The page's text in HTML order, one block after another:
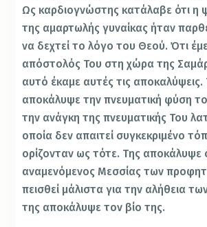
Ως καρδιογνώστης κατάλαβε ότι η
της αμαρτωλής γυναίκας ήταν
να δεχτεί το λόγο του Θεού. Ότι
απόστολός Του στη χώρα της
αυτό έκαμε αυτές τις αποκαλύψεις.
αποκάλυψε την πνευματική φύση
την ανάγκη της πνευματικής Του
οποία δεν απαιτεί συγκεκριμένο
ορίζονταν ως τότε. Της αποκάλυψε
αναμενόμενος Μεσσίας των
πεισθεί μάλιστα για την αλήθεια
της αποκάλυψε τον βίο της.